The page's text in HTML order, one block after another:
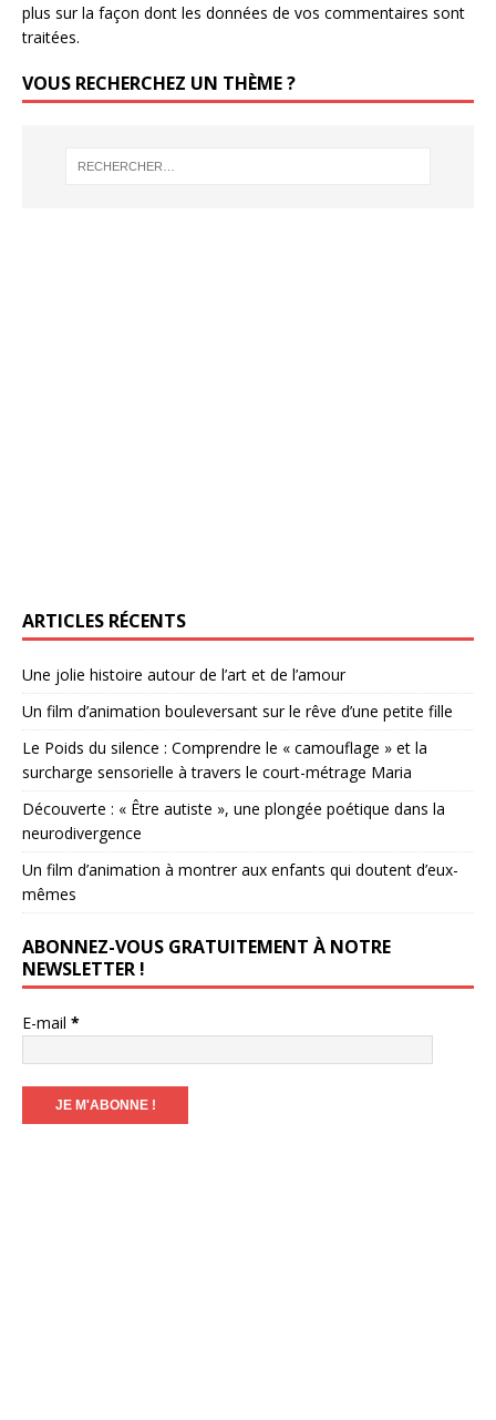
plus sur la façon dont les données de vos commentaires sont
traitées.
VOUS RECHERCHEZ UN THÈME ?
ARTICLES RÉCENTS
Une jolie histoire autour de l’art et de l’amour
Un film d’animation bouleversant sur le rêve d’une petite fille
Le Poids du silence : Comprendre le « camouflage » et la
surcharge sensorielle à travers le court-métrage Maria
Découverte : « Être autiste », une plongée poétique dans la
neurodivergence
Un film d’animation à montrer aux enfants qui doutent d’eux-
mêmes
ABONNEZ-VOUS GRATUITEMENT À NOTRE
NEWSLETTER !
E-mail *